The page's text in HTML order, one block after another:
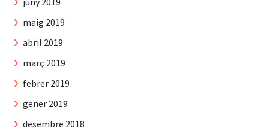
maig 2019
abril 2019
març 2019
febrer 2019
gener 2019
desembre 2018